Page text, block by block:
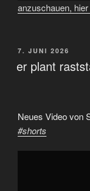
anzuschauen,
VERÖFFENTLICHT
7. JUNI 2026
er plant
Neues Video von
#shorts
„er